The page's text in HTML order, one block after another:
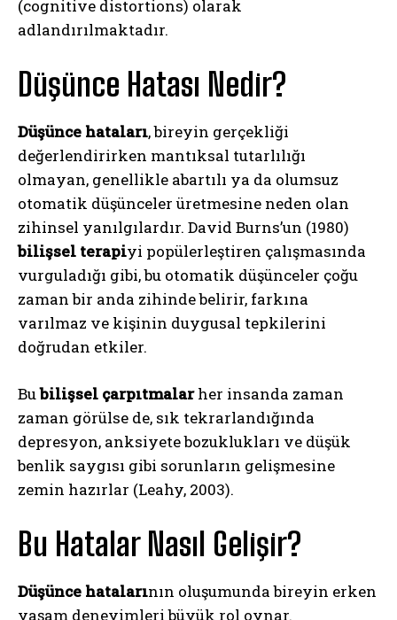
(cognitive distortions) olarak
adlandırılmaktadır.
Düşünce Hatası Nedir?
Düşünce hataları, bireyin gerçekliği
değerlendirirken mantıksal tutarlılığı
olmayan, genellikle abartılı ya da olumsuz
otomatik düşünceler üretmesine neden olan
zihinsel yanılgılardır. David Burns’un (1980)
bilişsel terapiyi popülerleştiren çalışmasında
vurguladığı gibi, bu otomatik düşünceler çoğu
zaman bir anda zihinde belirir, farkına
varılmaz ve kişinin duygusal tepkilerini
doğrudan etkiler.
Bubilişsel çarpıtmalarher insanda zaman
zaman görülse de, sık tekrarlandığında
depresyon, anksiyete bozuklukları ve düşük
benlik saygısı gibi sorunların gelişmesine
zemin hazırlar (Leahy, 2003).
Bu Hatalar Nasıl Gelişir?
Düşünce hatalarının oluşumunda bireyin erken
yaşam deneyimleri büyük rol oynar.